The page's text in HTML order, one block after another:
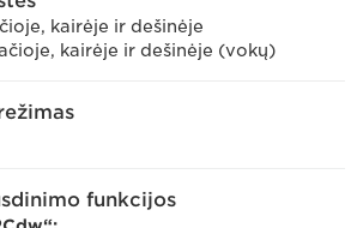
kairėje ir dešinėje
kairėje ir dešinėje (vokų)
funkcijos